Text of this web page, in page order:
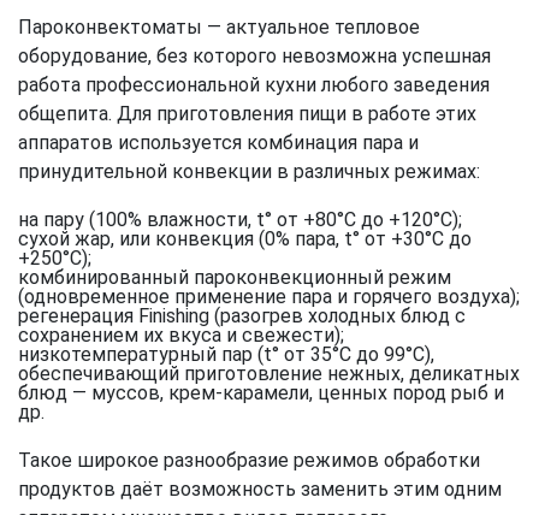
Пароконвектоматы — актуальное тепловое
оборудование, без которого невозможна успешная
работа профессиональной кухни любого заведения
общепита. Для приготовления пищи в работе этих
аппаратов используется комбинация пара и
принудительной конвекции в различных режимах:
на пару (100% влажности, t° от +80°С до +120°С);
сухой жар, или конвекция (0% пара, t° от +30°С до
+250°C);
комбинированный пароконвекционный режим
(одновременное применение пара и горячего воздуха);
регенерация Finishing (разогрев холодных блюд с
сохранением их вкуса и свежести);
низкотемпературный пар (t° от 35°С до 99°С),
обеспечивающий приготовление нежных, деликатных
блюд — муссов, крем-карамели, ценных пород рыб и
др.
Такое широкое разнообразие режимов обработки
продуктов даёт возможность заменить этим одним